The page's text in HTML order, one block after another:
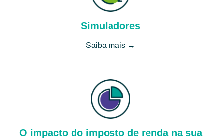
Simuladores
Saiba mais →
O impacto do imposto de renda na sua